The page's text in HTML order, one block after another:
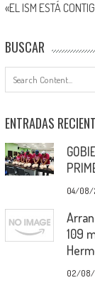
«EL ISM ESTÁ
BUSCAR
ENTRADAS
04/08/
109
02/